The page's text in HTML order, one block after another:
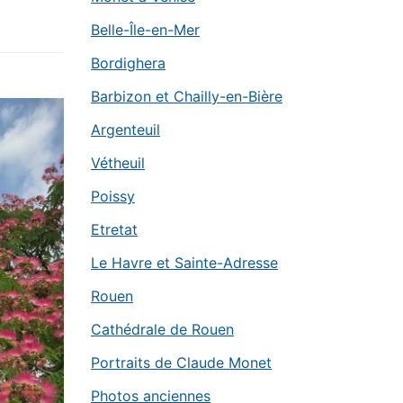
Belle-Île-en-Mer
Bordighera
Barbizon et Chailly-en-Bière
Argenteuil
Vétheuil
Poissy
Etretat
Le Havre et Sainte-Adresse
Rouen
Cathédrale de Rouen
Portraits de Claude Monet
Photos anciennes